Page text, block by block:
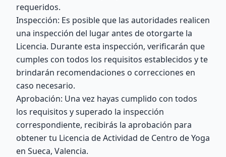
requeridos.
Inspección: Es posible que las autoridades realicen
una inspección del lugar antes de otorgarte la
Licencia. Durante esta inspección, verificarán que
cumples con todos los requisitos establecidos y te
brindarán recomendaciones o correcciones en
caso necesario.
Aprobación: Una vez hayas cumplido con todos
los requisitos y superado la inspección
correspondiente, recibirás la aprobación para
obtener tu Licencia de Actividad de Centro de Yoga
en Sueca, Valencia.